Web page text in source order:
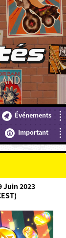
Événements
Important
Juin 2023